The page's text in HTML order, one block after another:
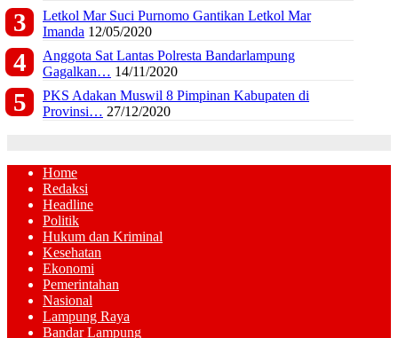
Letkol Mar Suci Purnomo Gantikan Letkol Mar
Imanda 12/05/2020
Anggota Sat Lantas Polresta Bandarlampung
Gagalkan… 14/11/2020
PKS Adakan Muswil 8 Pimpinan Kabupaten di
Provinsi… 27/12/2020
Home
Redaksi
Headline
Politik
Hukum dan Kriminal
Kesehatan
Ekonomi
Pemerintahan
Nasional
Lampung Raya
Bandar Lampung